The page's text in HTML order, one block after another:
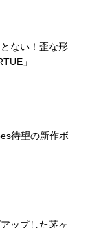
ない！歪な形
」
待望の新作ボ
ップした茅ヶ